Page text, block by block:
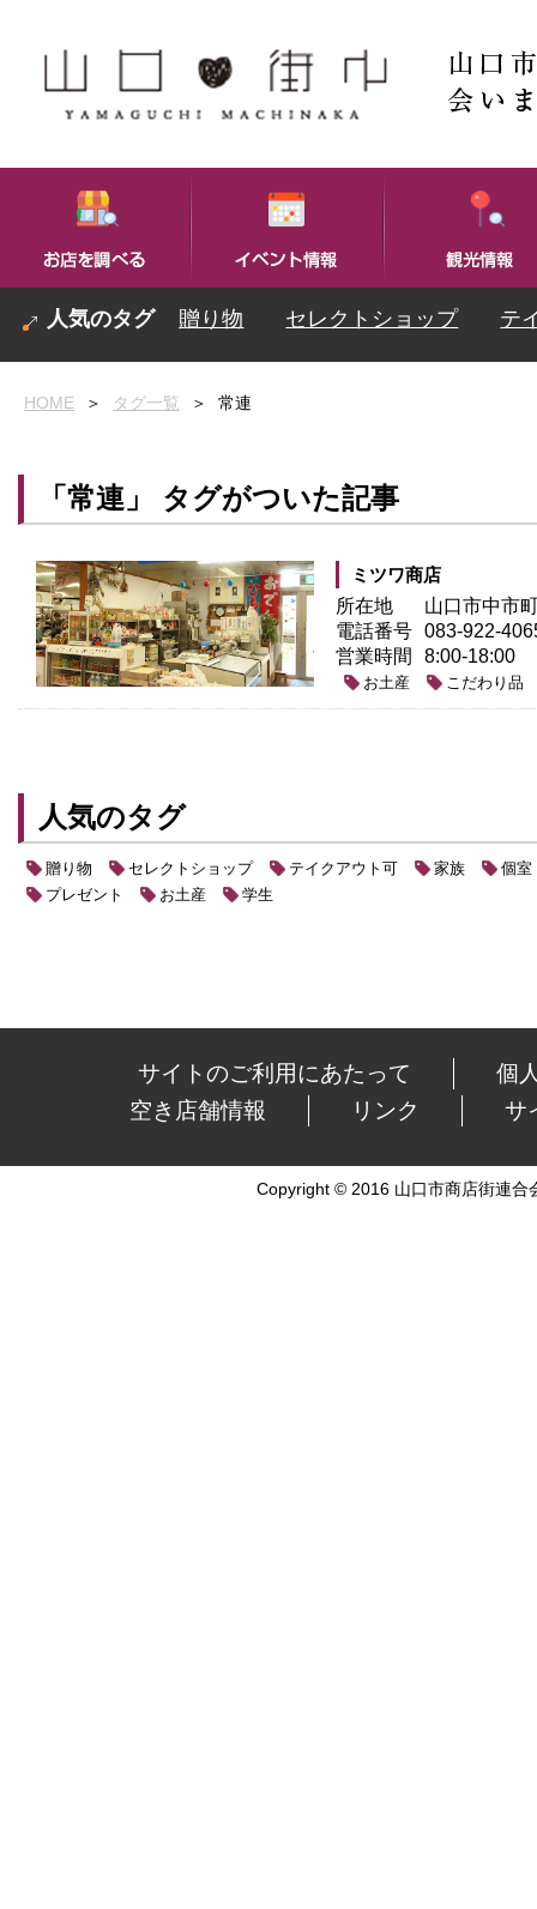
贈り物 セレクトショップ テ
HOME ＞ タグ一覧 ＞ 常連
「常連」 タグがついた記事
ミツワ商店
所在地
山口市中市
電話番号 083-922-
営業時間
8:00-18:00
お土産 こだわり品
人気のタグ
贈り物 セレクトショップ テイクアウト可 家族
個室
プレゼント
お土産 学生
サイトのご利用にあたって
個
空き店舗情報
リンク サ
Copyright © 2016 山口市商店街連合